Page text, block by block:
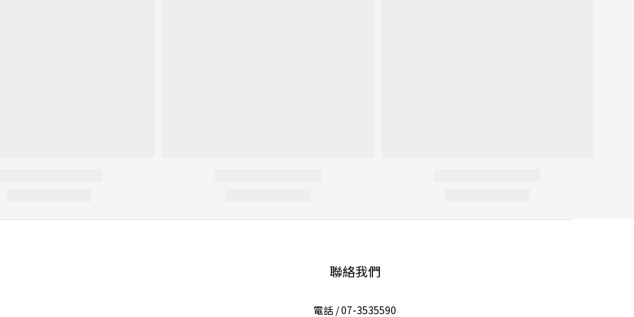
聯絡我們
電話 / 07-3535590